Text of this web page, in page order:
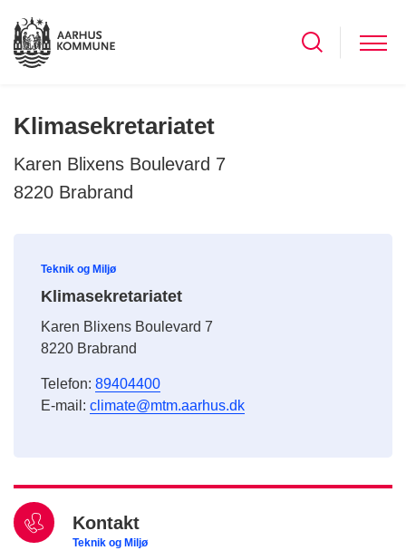
Klimasekretariatet
Karen Blixens Boulevard 7
8220 Brabrand
Teknik og Miljø
Klimasekretariatet
Karen Blixens Boulevard 7
8220 Brabrand
Telefon: 89404400
E-mail: climate@mtm.aarhus.dk
Kontakt
Teknik og Miljø